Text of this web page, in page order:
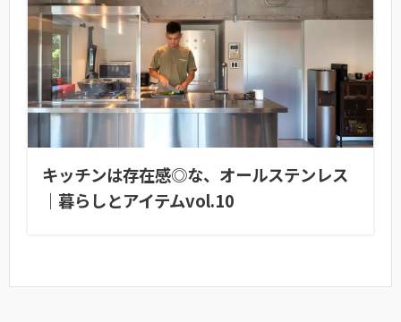
キッチンは存在感◎な、オールステンレス
｜暮らしとアイテムvol.10